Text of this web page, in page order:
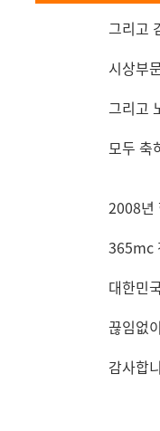
그리고
시상부
그리고
모두 축
2008년
365mc
대한민
끊임없
감사합